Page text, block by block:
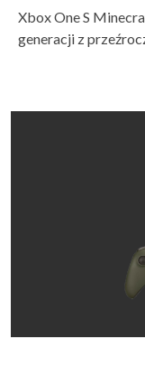
Xbox One S
generacji z